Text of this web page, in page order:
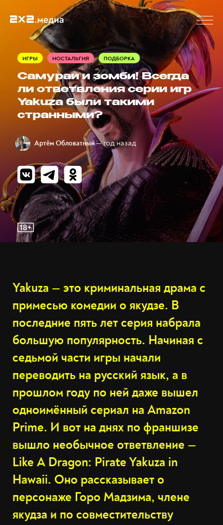
ИГРЫ НОСТАЛЬГИЯ ПОДБОРКА
Самураи и зомби! Всегда
ли ответвления серии игр
Yakuza были такими
странными?
Артём Обловатный— год назад
Yakuza — это криминальная драма с
примесью комедии о якудзе. В
последние пять лет серия набрала
большую популярность. Начиная с
седьмой части игры начали
переводить на русский язык, а в
прошлом году по ней даже вышел
одноимённый сериал на Amazon
Prime. И вот на днях по франшизе
вышло необычное ответвление —
Like A Dragon: Pirate Yakuza in
Hawaii. Оно рассказывает о
персонаже Горо Мадзима, члене
якудза и по совместительству